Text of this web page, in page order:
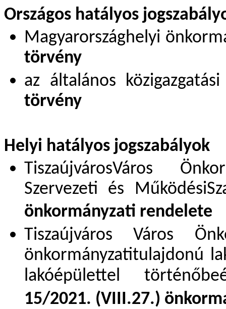
Országos hatályos
Magyarországhelyi
törvény
az általános
törvény
Helyi hatályos jogszabályok
TiszaújvárosVáros
Szervezeti és
önkormányzati rendelete
Tiszaújváros Város
önkormányzatitulajdonú
lakóépülettel
15/2021. (VIII.27.)